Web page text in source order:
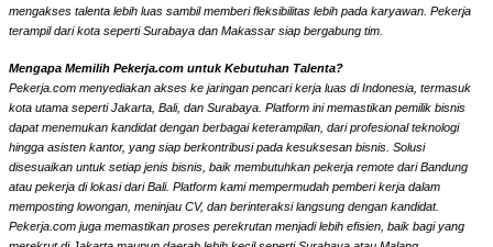
mengakses talenta lebih luas sambil memberi fleksibilitas lebih pada karyawan. Pekerja
terampil dari kota seperti Surabaya dan Makassar siap bergabung tim.
Mengapa Memilih Pekerja.com untuk Kebutuhan Talenta?
Pekerja.com menyediakan akses ke jaringan pencari kerja luas di Indonesia, termasuk
kota utama seperti Jakarta, Bali, dan Surabaya. Platform ini memastikan pemilik bisnis
dapat menemukan kandidat dengan berbagai keterampilan, dari profesional teknologi
hingga asisten kantor, yang siap berkontribusi pada kesuksesan bisnis. Solusi
disesuaikan untuk setiap jenis bisnis, baik membutuhkan pekerja remote dari Bandung
atau pekerja di lokasi dari Bali. Platform kami mempermudah pemberi kerja dalam
memposting lowongan, meninjau CV, dan berinteraksi langsung dengan kandidat.
Pekerja.com juga memastikan proses perekrutan menjadi lebih efisien, baik bagi yang